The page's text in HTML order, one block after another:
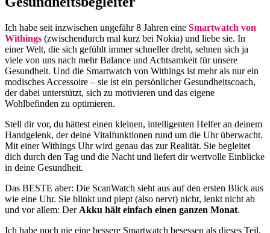
Ich habe seit inzwischen ungefähr 8 Jahren eine Smartwatch von
Withings (zwischendurch mal kurz bei Nokia) und liebe sie. In
einer Welt, die sich gefühlt immer schneller dreht, sehnen sich ja
viele von uns nach mehr Balance und Achtsamkeit für unsere
Gesundheit. Und die Smartwatch von Withings ist mehr als nur ein
modisches Accessoire – sie ist ein persönlicher Gesundheitscoach,
der dabei unterstützt, sich zu motivieren und das eigene
Wohlbefinden zu optimieren.
Stell dir vor, du hättest einen kleinen, intelligenten Helfer an deinem
Handgelenk, der deine Vitalfunktionen rund um die Uhr überwacht.
Mit einer Withings Uhr wird genau das zur Realität. Sie begleitet
dich durch den Tag und die Nacht und liefert dir wertvolle Einblicke
in deine Gesundheit.
Das BESTE aber: Die ScanWatch sieht aus auf den ersten Blick aus
wie eine Uhr. Sie blinkt und piept (also nervt) nicht, lenkt nicht ab
und vor allem: Der Akku hält einfach einen ganzen Monat.
Ich habe noch nie eine bessere Smartwatch besessen als dieses Teil.